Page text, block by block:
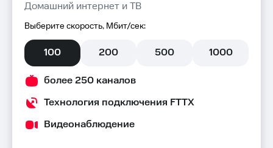
Домашний интернет и ТВ
Выберите скорость, Мбит/сек:
100 200 500 1000
более 250 каналов
Технология подключения FTTX
Видеонаблюдение